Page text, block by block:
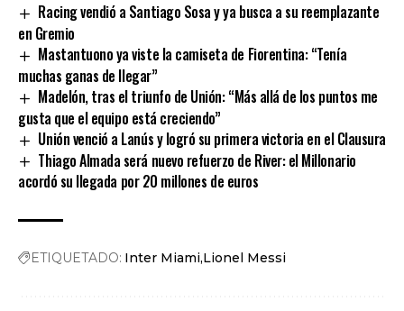
Racing vendió a Santiago Sosa y ya busca a su reemplazante
en Gremio
Mastantuono ya viste la camiseta de Fiorentina: “Tenía
muchas ganas de llegar”
Madelón, tras el triunfo de Unión: “Más allá de los puntos me
gusta que el equipo está creciendo”
Unión venció a Lanús y logró su primera victoria en el Clausura
Thiago Almada será nuevo refuerzo de River: el Millonario
acordó su llegada por 20 millones de euros
ETIQUETADO: Inter Miami Lionel Messi